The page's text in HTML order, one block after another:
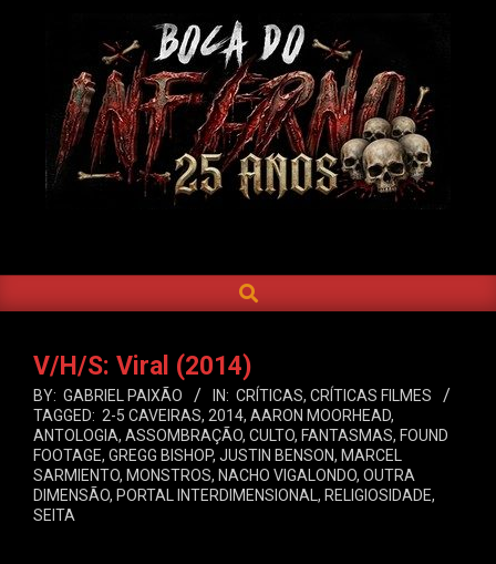
DO
INFERNO
Navigation
SEARCH
V/H/S: Viral (2014)
BY: GABRIEL PAIXÃO IN: CRÍTICAS, CRÍTICAS FILMES
TAGGED: 2-5 CAVEIRAS, 2014, AARON MOORHEAD,
ANTOLOGIA, ASSOMBRAÇÃO, CULTO, FANTASMAS, FOUND
FOOTAGE, GREGG BISHOP, JUSTIN BENSON, MARCEL
SARMIENTO, MONSTROS, NACHO VIGALONDO, OUTRA
DIMENSÃO, PORTAL INTERDIMENSIONAL , RELIGIOSIDADE,
SEITA